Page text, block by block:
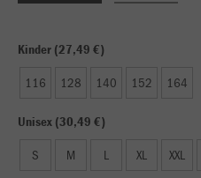
Kinder (27,49 €)
116 128 140 152 164
Unisex (30,49 €)
S M L XL XXL